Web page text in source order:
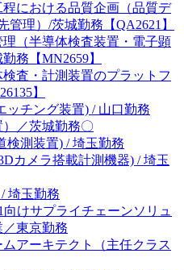
における品質企画（品質デ
理）/茨城勤務【QA2621】
理（半導体検査装置・電子顕
務【MN2659】
査・計測装置のプラットフ
】
ッチング装置) / 山口勤務
／茨城勤務〇
検測装置) / 埼玉勤務
カメラ搭載計測機器) / 埼玉
埼玉勤務
向けサプライチェーンソリュ
東京勤務
アーキテクト（主任クラス